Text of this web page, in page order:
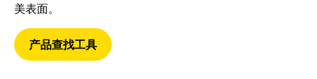
美表面。
产品查找工具